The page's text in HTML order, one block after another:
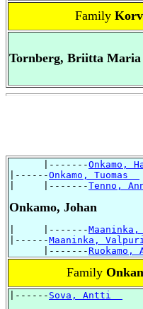
Family
Tornberg, Briitta Maria
      |-------
Onkamo,
|------Onkamo, Tuomas
|     |-------Tenno,
Onkamo, Johan
|     |-------
|------Maaninka,
      |-------
Ruokamo,
Family
|------ Sova, Antti